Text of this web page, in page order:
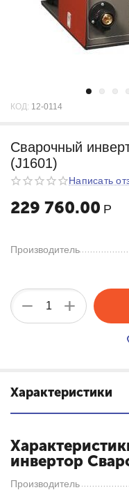
КОД: 12-0114
Cварочный
(J1601)
Написать
229 760.00 Р
Производитель
+
−
Характеристики
инвертор
Производитель